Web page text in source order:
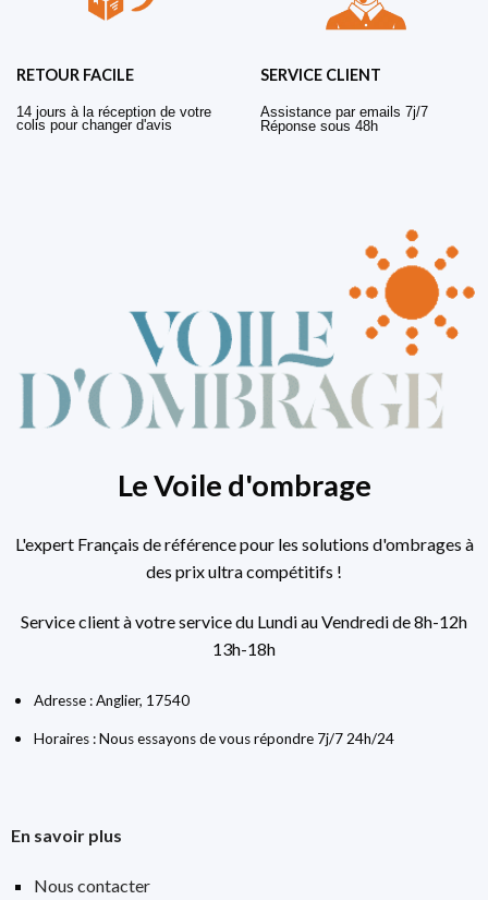
RETOUR FACILE
14 jours à la réception de votre
colis pour changer d'avis
SERVICE CLIENT
Assistance par emails 7j/7
Réponse sous 48h
Le Voile d'ombrage
L'expert Français de référence pour les solutions d'ombrages à
des prix ultra compétitifs !
Service client à votre service du Lundi au Vendredi de 8h-12h
13h-18h
Adresse : Anglier, 17540
Horaires : Nous essayons de vous répondre 7j/7 24h/24
En savoir plus
Nous contacter